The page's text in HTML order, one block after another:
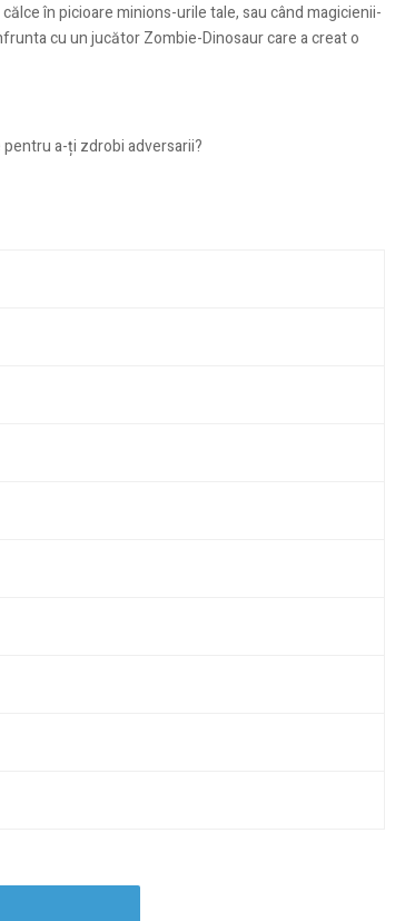
în picioare minions-urile tale, sau când magicienii-
cu un jucător Zombie-Dinosaur care a creat o
a-ți zdrobi adversarii?